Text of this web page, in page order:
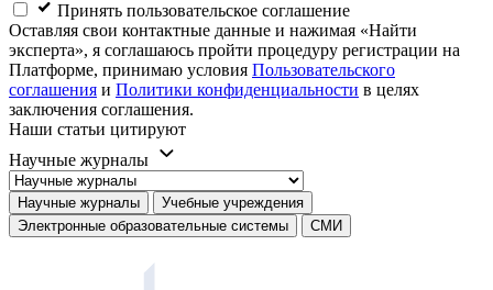
Принять пользовательское соглашение
Оставляя свои контактные данные и нажимая «Найти
эксперта», я соглашаюсь пройти процедуру регистрации на
Платформе, принимаю условия Пользовательского
соглашения и Политики конфиденциальности в целях
заключения соглашения.
Наши статьи цитируют
Научные журналы
Научные журналы
Учебные учреждения
Электронные образовательные системы
СМИ